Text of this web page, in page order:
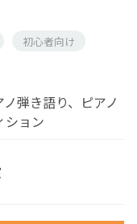
初心者向け
弾き語り、ピアノ
ション